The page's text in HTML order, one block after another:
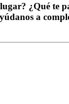
¿Qué te
a